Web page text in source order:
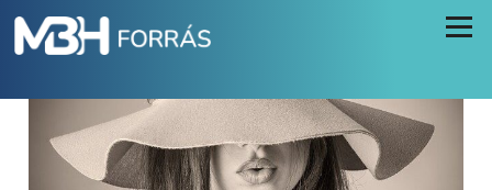
Menü
vállalkozások részére szóló támogatás